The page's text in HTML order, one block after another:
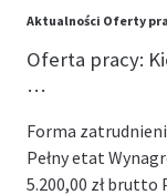
Aktualności Oferty
Oferta pracy:
…
Forma
Pełny etat
5.200,00 zł